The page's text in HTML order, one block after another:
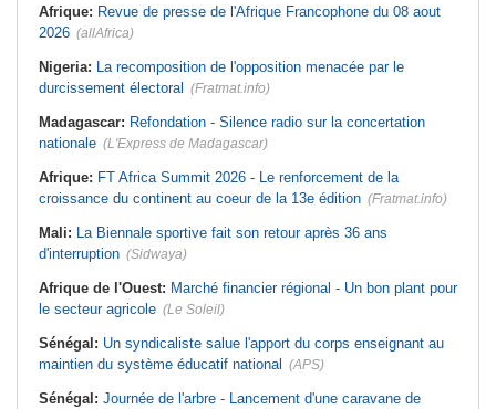
l'apport du corps enseignant au
maintien du système éducatif
national
Sénégal:
Journée de l'arbre -
Lancement d'une caravane de
distribution de 9 500 plants à
Sénégal:FERA - Le nouveau
directeur général dresse un constat
alarmant de l'état du réseau routier
Sénégal:Dagana - La 7e édition du
festival Dialawaly centrée sur la
patrimoine culturel (promoteur)
Tunisie:Djerba - Une campagne de
Tunisie:Les agents municipaux
votent un débrayage de 48 heures à
Tunisie:Mayada El Hennawy et
Mohamed Khairy à Carthage - Le
tarab au rendez-vous des
Tunisie:Femmes et pouvoir - Le
patriarcat, dernier obstacle
Afrique: Revue de presse de l'Afrique Francophone du 08 aout
2026 (allAfrica)
Nigeria: La recomposition de l'opposition menacée par le
durcissement électoral (Fratmat.info)
Madagascar: Refondation - Silence radio sur la concertation
nationale (L'Express de Madagascar)
Afrique: FT Africa Summit 2026 - Le renforcement de la
croissance du continent au coeur de la 13e édition (Fratmat.info)
Mali: La Biennale sportive fait son retour après 36 ans
d'interruption (Sidwaya)
Afrique de l'Ouest: Marché financier régional - Un bon plant pour
le secteur agricole (Le Soleil)
Sénégal: Un syndicaliste salue l'apport du corps enseignant au
maintien du système éducatif national (APS)
Sénégal: Journée de l'arbre - Lancement d'une caravane de